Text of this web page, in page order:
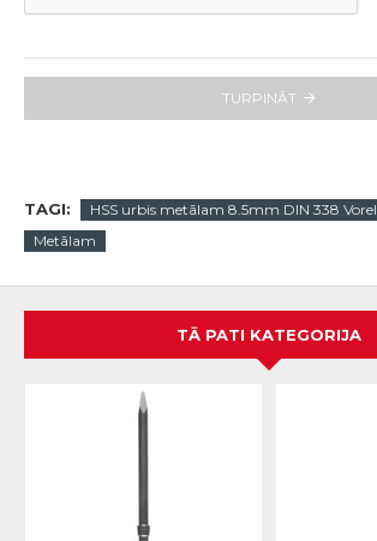
TURPINĀT
TAGI: HSS urbis metālam 8.5mm DIN 338 Vorel
Metālam
TĀ PATI KATEGORIJA